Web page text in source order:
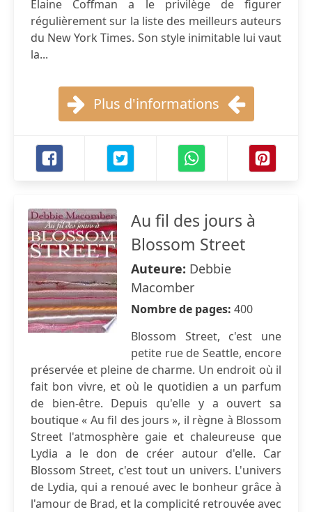
Elaine Coffman a le privilège de figurer
régulièrement sur la liste des meilleurs auteurs
du New York Times. Son style inimitable lui vaut
la...
Plus d'informations
Au fil des jours à
Blossom Street
Auteure: Debbie
Macomber
Nombre de pages: 400
Blossom Street, c'est une
petite rue de Seattle, encore
préservée et pleine de charme. Un endroit où il
fait bon vivre, et où le quotidien a un parfum
de bien-être. Depuis qu'elle y a ouvert sa
boutique « Au fil des jours », il règne à Blossom
Street l'atmosphère gaie et chaleureuse que
Lydia a le don de créer autour d'elle. Car
Blossom Street, c'est tout un univers. L'univers
de Lydia, qui a renoué avec le bonheur grâce à
l'amour de Brad, et la complicité retrouvée avec